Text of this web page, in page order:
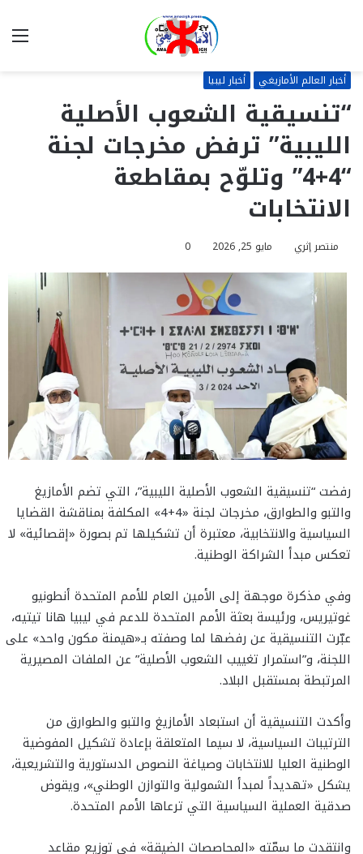
أخبار العالم الأمازيغي أخبار ليبيا
“تنسيقية الشعوب الأصلية
الليبية” ترفض مخرجات لجنة
“4+4” وتلوّح بمقاطعة
الانتخابات
منتصر إثري مايو 25, 2026 0
رفضت “تنسيقية الشعوب الأصلية الليبية”، التي تضم الأمازيغ
والتبو والطوارق، مخرجات لجنة «4+4» المكلفة بمناقشة القضايا
السياسية والانتخابية، معتبرة أن تشكيلها تم بصورة «إقصائية» لا
تعكس مبدأ الشراكة الوطنية.
وفي مذكرة موجهة إلى الأمين العام للأمم المتحدة أنطونيو
غوتيريس، ورئيسة بعثة الأمم المتحدة للدعم في ليبيا هانا تيتيه،
عبّرت التنسيقية عن رفضها لما وصفته بـ«هيمنة مكون واحد» على
اللجنة، و”استمرار تغييب الشعوب الأصلية” عن الملفات المصيرية
المرتبطة بمستقبل البلاد.
وأكدت التنسيقية أن استبعاد الأمازيغ والتبو والطوارق من
الترتيبات السياسية، لا سيما المتعلقة بإعادة تشكيل المفوضية
الوطنية العليا للانتخابات وصياغة النصوص الدستورية والتشريعية،
يشكل «تهديداً لمبدأ الشمولية والتوازن الوطني»، ويقوض
صدقية العملية السياسية التي ترعاها الأمم المتحدة.
وانتقدت ما سمّته «المحاصصات الضيقة» في توزيع مقاعد